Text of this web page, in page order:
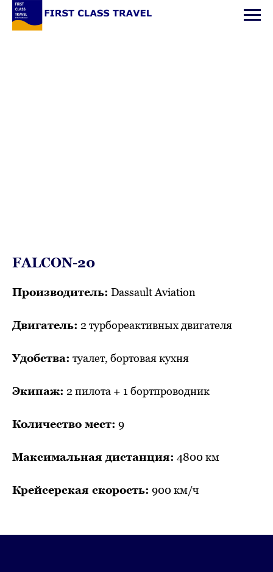
FALCON-20
Производитель: Dassault Aviation
Двигатель: 2 турбореактивных двигателя
Удобства: туалет, бортовая кухня
Экипаж: 2 пилота + 1 бортпроводник
Количество мест: 9
Максимальная дистанция: 4800 км
Крейсерская скорость: 900 км/ч